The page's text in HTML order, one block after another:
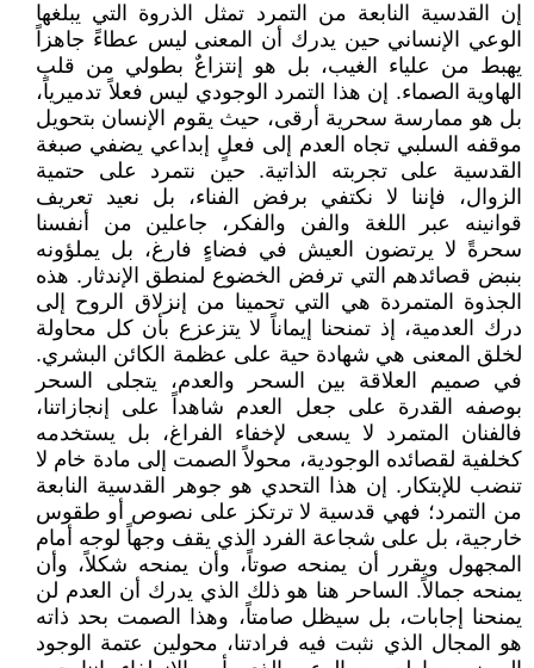
إن القدسية النابعة من التمرد تمثل الذروة التي يبلغها
الوعي الإنساني حين يدرك أن المعنى ليس عطاءً جاهزاً
يهبط من علياء الغيب، بل هو إنتزاعٌ بطولي من قلب
الهاوية الصماء. إن هذا التمرد الوجودي ليس فعلاً تدميرياً،
بل هو ممارسة سحرية أرقى، حيث يقوم الإنسان بتحويل
موقفه السلبي تجاه العدم إلى فعلٍ إبداعي يضفي صبغة
القدسية على تجربته الذاتية. حين نتمرد على حتمية
الزوال، فإننا لا نكتفي برفض الفناء، بل نعيد تعريف
قوانينه عبر اللغة والفن والفكر، جاعلين من أنفسنا
سحرةً لا يرتضون العيش في فضاءٍ فارغ، بل يملؤونه
بنبض قصائدهم التي ترفض الخضوع لمنطق الإندثار. هذه
الجذوة المتمردة هي التي تحمينا من إنزلاق الروح إلى
درك العدمية، إذ تمنحنا إيماناً لا يتزعزع بأن كل محاولة
لخلق المعنى هي شهادة حية على عظمة الكائن البشري.
في صميم العلاقة بين السحر والعدم، يتجلى السحر
بوصفه القدرة على جعل العدم شاهداً على إنجازاتنا،
فالفنان المتمرد لا يسعى لإخفاء الفراغ، بل يستخدمه
كخلفية لقصائده الوجودية، محولاً الصمت إلى مادة خام لا
تنضب للإبتكار. إن هذا التحدي هو جوهر القدسية النابعة
من التمرد؛ فهي قدسية لا ترتكز على نصوص أو طقوس
خارجية، بل على شجاعة الفرد الذي يقف وجهاً لوجه أمام
المجهول ويقرر أن يمنحه صوتاً، وأن يمنحه شكلاً، وأن
يمنحه جمالاً. الساحر هنا هو ذلك الذي يدرك أن العدم لن
يمنحنا إجابات، بل سيظل صامتاً، وهذا الصمت بحد ذاته
هو المجال الذي نثبت فيه فرادتنا، محولين عتمة الوجود